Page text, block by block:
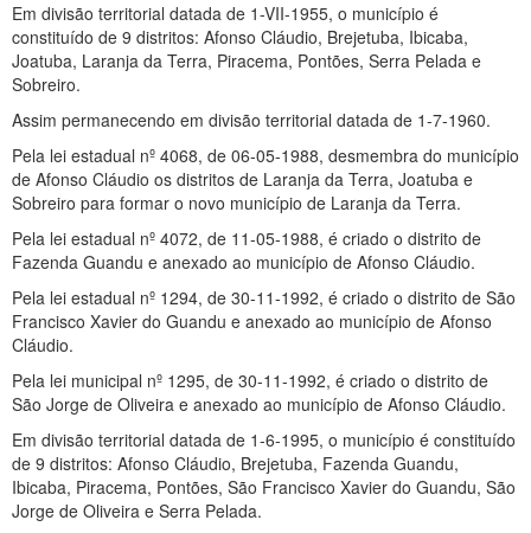
Em divisão territorial datada de 1-VII-1955, o município é
constituído de 9 distritos: Afonso Cláudio, Brejetuba, Ibicaba,
Joatuba, Laranja da Terra, Piracema, Pontões, Serra Pelada e
Sobreiro.
Assim permanecendo em divisão territorial datada de 1-7-1960.
Pela lei estadual nº 4068, de 06-05-1988, desmembra do município
de Afonso Cláudio os distritos de Laranja da Terra, Joatuba e
Sobreiro para formar o novo município de Laranja da Terra.
Pela lei estadual nº 4072, de 11-05-1988, é criado o distrito de
Fazenda Guandu e anexado ao município de Afonso Cláudio.
Pela lei estadual nº 1294, de 30-11-1992, é criado o distrito de São
Francisco Xavier do Guandu e anexado ao município de Afonso
Cláudio.
Pela lei municipal nº 1295, de 30-11-1992, é criado o distrito de
São Jorge de Oliveira e anexado ao município de Afonso Cláudio.
Em divisão territorial datada de 1-6-1995, o município é constituído
de 9 distritos: Afonso Cláudio, Brejetuba, Fazenda Guandu,
Ibicaba, Piracema, Pontões, São Francisco Xavier do Guandu, São
Jorge de Oliveira e Serra Pelada.